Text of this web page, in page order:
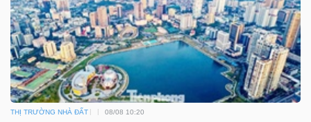
THỊ TRƯỜNG NHÀ ĐẤT 08/08 10:20
YẾU
TIÊU
DÙNG